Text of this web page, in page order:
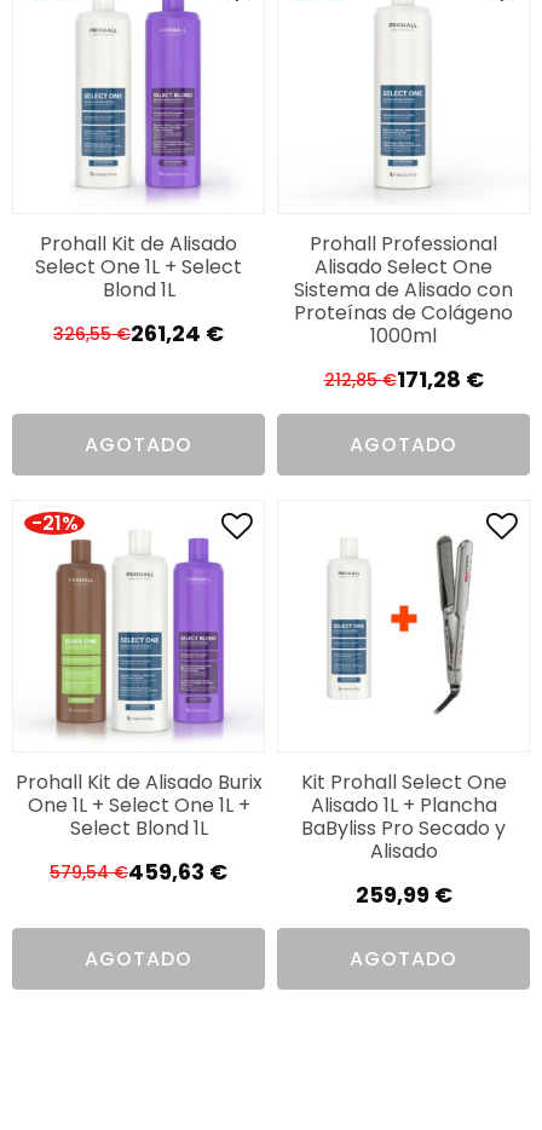
Prohall Kit de Alisado
Select One 1L + Select
Blond 1L
326,55€ El
era:
261,24 €
El
es:
AGOTADO
Prohall Professional
Alisado Select One
Sistema de Alisado con
Proteínas de Colágeno
1000ml
212,85€ El
precio
original
era:
212,85 €.
171,28 €
El
precio
actual
es:
AGOTADO
-21%
Prohall Kit de Alisado Burix
One 1L + Select One 1L +
Select Blond 1L
579,54€ El
era:
459,63 €
El
es:
AGOTADO
Kit Prohall Select One
Alisado 1L + Plancha
BaByliss Pro Secado y
Alisado
259,99 €
AGOTADO